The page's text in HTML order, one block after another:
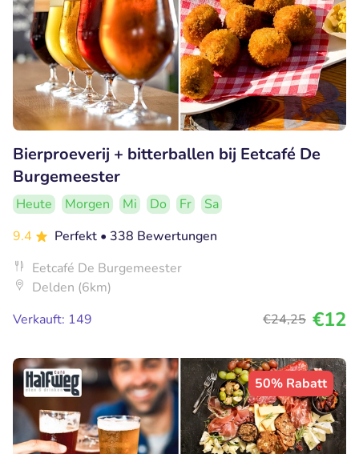
Bierproeverij + bitterballen bij Eetcafé De
Burgemeester
Heute Morgen Mi Do Fr
Sa
9.4
Perfekt • 338 Bewertungen
Eetcafé De Burgemeester
Delden (6km)
Verkauft: 149
€24,25 €12
50% Rabatt